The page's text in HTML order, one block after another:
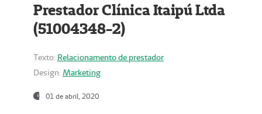
Prestador Clínica Itaipú Ltda
(51004348-2)
Texto: Relacionamento de prestador
Design: Marketing
01 de abril, 2020